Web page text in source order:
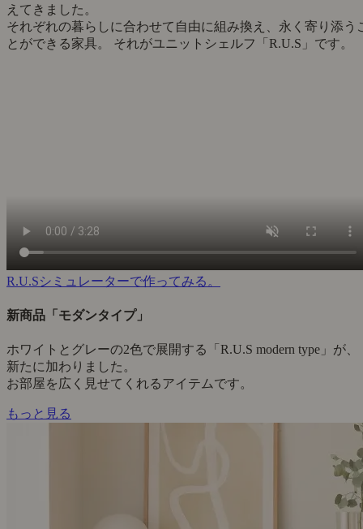
えてきました。
それぞれの暮らしに合わせて自由に組み換え、永く寄り添う
とができる家具。 それがユニットシェルフ「R.U.S」です。
R.U.Sシミュレーターで作ってみる。
新商品「モダンタイプ」
ホワイトとグレーの2色で展開する「R.U.S modern type」が、
新たに加わりました。
お部屋を広く見せてくれるアイテムです。
もっと見る